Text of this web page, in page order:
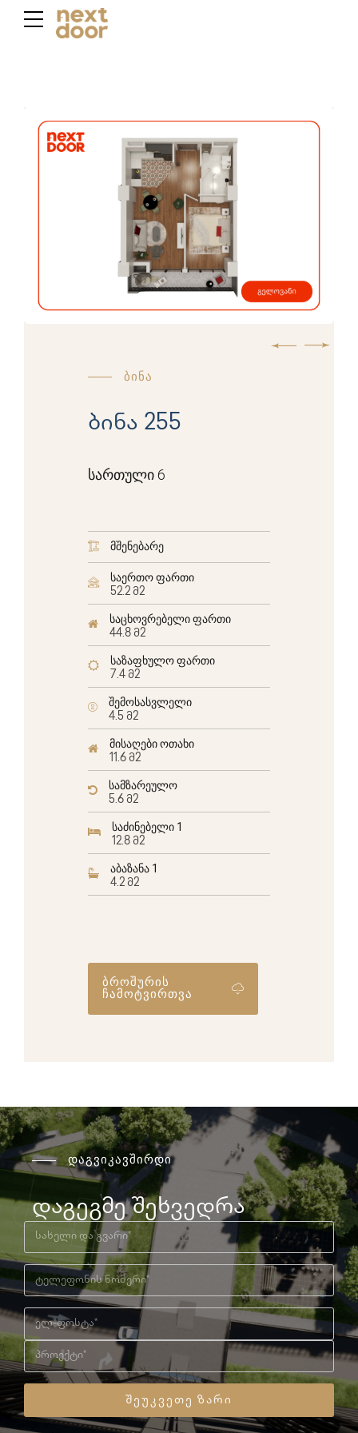
ბინა
ბინა 255
სართული 6
მშენებარე
საერთო ფართი
52.2 მ2
საცხოვრებელი ფართი
44.8 მ2
საზაფხულო ფართი
7.4 მ2
შემოსასვლელი
4.5 მ2
მისაღები ოთახი
11.6 მ2
სამზარეულო
5.6 მ2
საძინებელი 1
12.8 მ2
აბაზანა 1
4.2 მ2
ბროშურის
ჩამოტვირთვა
დაგვიკავშირდი
დაგეგმე შეხვედრა